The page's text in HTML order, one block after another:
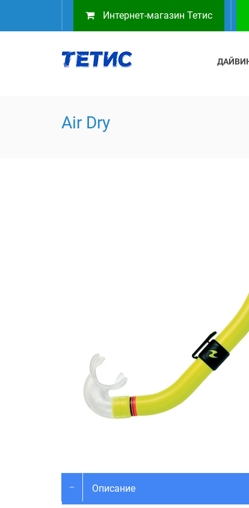
Интернет-магазин Тетис
Air Dry
Описание